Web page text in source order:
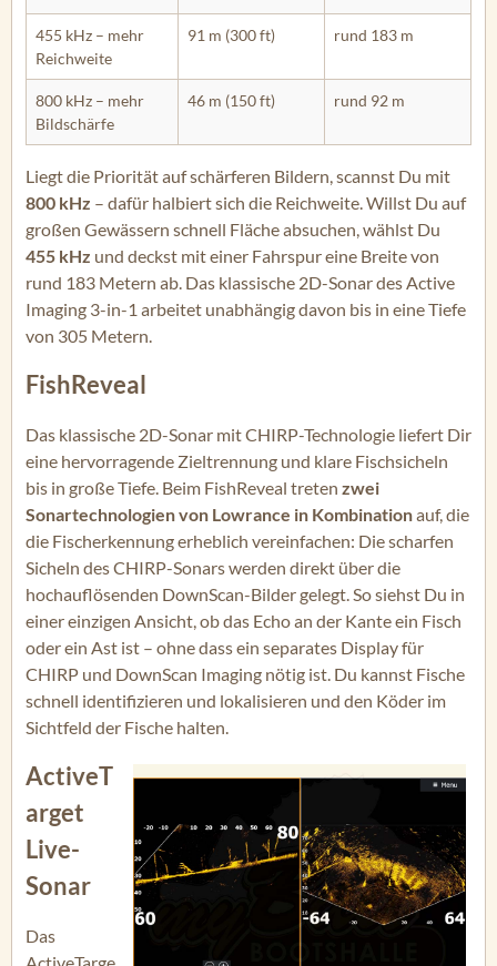
455 kHz – mehr
Reichweite
91 m (300 ft) rund 183 m
800 kHz – mehr
Bildschärfe
46 m (150 ft) rund 92 m
Liegt die Priorität auf schärferen Bildern, scannst Du mit
800 kHz – dafür halbiert sich die Reichweite. Willst Du auf
großen Gewässern schnell Fläche absuchen, wählst Du
455 kHz und deckst mit einer Fahrspur eine Breite von
rund 183 Metern ab. Das klassische 2D-Sonar des Active
Imaging 3-in-1 arbeitet unabhängig davon bis in eine Tiefe
von 305 Metern.
FishReveal
Das klassische 2D-Sonar mit CHIRP-Technologie liefert Dir
eine hervorragende Zieltrennung und klare Fischsicheln
bis in große Tiefe. Beim FishReveal treten zwei
Sonartechnologien von Lowrance in Kombinationauf, die
die Fischerkennung erheblich vereinfachen: Die scharfen
Sicheln des CHIRP-Sonars werden direkt über die
hochauflösenden DownScan-Bilder gelegt. So siehst Du in
einer einzigen Ansicht, ob das Echo an der Kante ein Fisch
oder ein Ast ist – ohne dass ein separates Display für
CHIRP und DownScan Imaging nötig ist. Du kannst Fische
schnell identifizieren und lokalisieren und den Köder im
Sichtfeld der Fische halten.
ActiveT
arget
Live-
Sonar
Das